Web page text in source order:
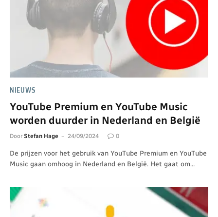
NIEUWS
YouTube Premium en YouTube Music
worden duurder in Nederland en België
Door Stefan Hage 24/09/2024 0
De prijzen voor het gebruik van YouTube Premium en YouTube
Music gaan omhoog in Nederland en België. Het gaat om…